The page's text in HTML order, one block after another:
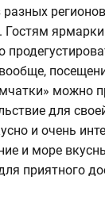
разных
Гостям
можно
для
и очень
и море
приятного